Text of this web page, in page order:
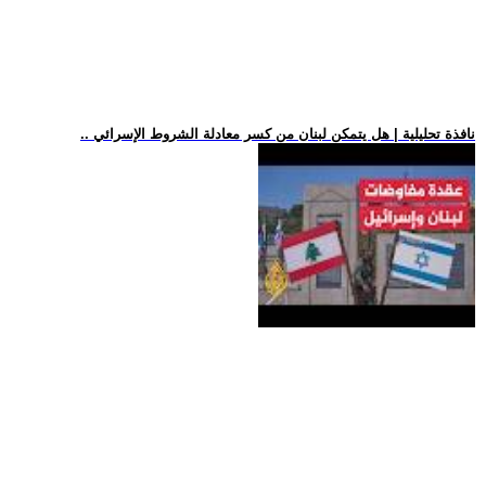
.. نافذة تحليلية | هل يتمكن لبنان من كسر معادلة الشروط الإسرائي